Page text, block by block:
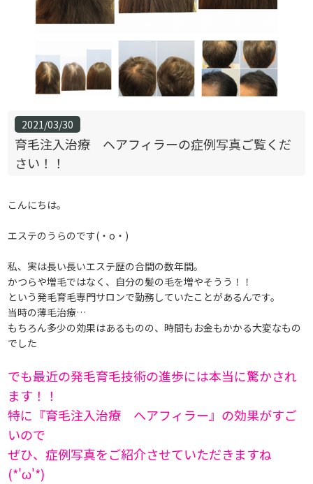
2021/03/30
育毛注入治療 ヘアフィラーの症例写真ご覧くだ
さい！！
こんにちは。
エステのうらのです(・o・)
私、実は長い長いエステ歴の合間の数年間。
かつらや増毛ではなく、自分の髪の毛を増やそうう！！
という発毛育毛専門サロンで勤務していたことがあるんです。
当時の薄毛治療…
もちろん多少の効果はあるものの、時間もお金もかかる大変なもの
でした
でも最近の発毛育毛技術の進歩には本当に驚かされ
ます！！
特に『育毛注入治療 ヘアフィラー』の効果がすご
いので
ぜひ、症例写真をご紹介させていただきますね
(*'ω'*)